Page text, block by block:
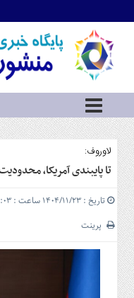
اطلاعات
تماس
ما
درباره
ما
سرویس
ها
خانه
سرمایه
و
بورس
و
شهری
لاوروف:
تا پایبندی آمریکا،
تاریخ : ۱۴۰۴/۱۱/۲۳ ساعت : ۱۰:۰۶:۰۳
پرینت